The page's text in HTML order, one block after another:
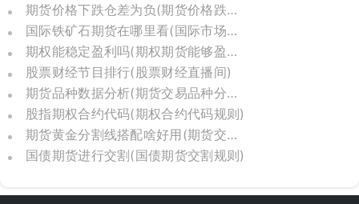
前10月黄金价格最新行情是多
少)
约交割日期)
期货价格下跌仓差为负(期货价格跌到负数)
国际铁矿石期货在哪里看(国际市场铁矿石期货)
期权能稳定盈利吗(期权期货能够盈利的比例)
股票财经节目排行(股票财经直播间)
期货品种数据分析(期货交易品种分析报告)
股指期权合约代码(期权合约代码规则)
期货黄金分割线搭配啥好用(期货交易中黄金分割线的应用)
国债期货进行交割(国债期货交割规则)